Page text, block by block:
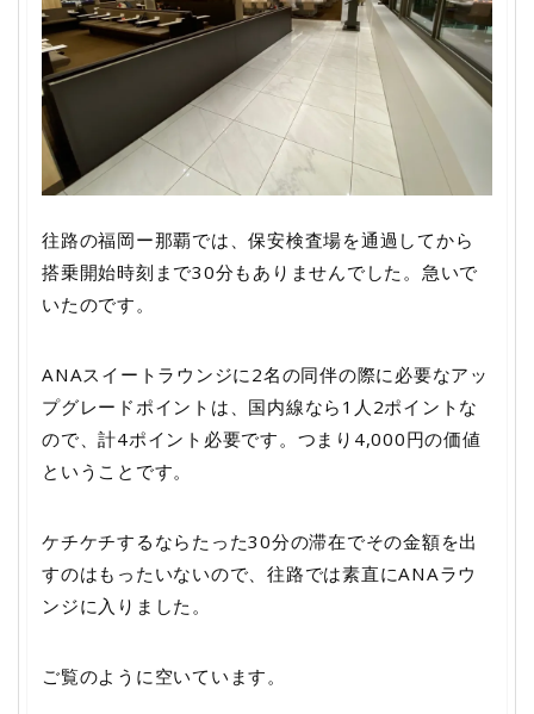
往路の福岡ー那覇では、保安検査場を通過してから
搭乗開始時刻まで30分もありませんでした。急いで
いたのです。
ANAスイートラウンジに2名の同伴の際に必要なアッ
プグレードポイントは、国内線なら1人2ポイントな
ので、計4ポイント必要です。つまり4,000円の価値
ということです。
ケチケチするならたった30分の滞在でその金額を出
すのはもったいないので、往路では素直にANAラウ
ンジに入りました。
ご覧のように空いています。